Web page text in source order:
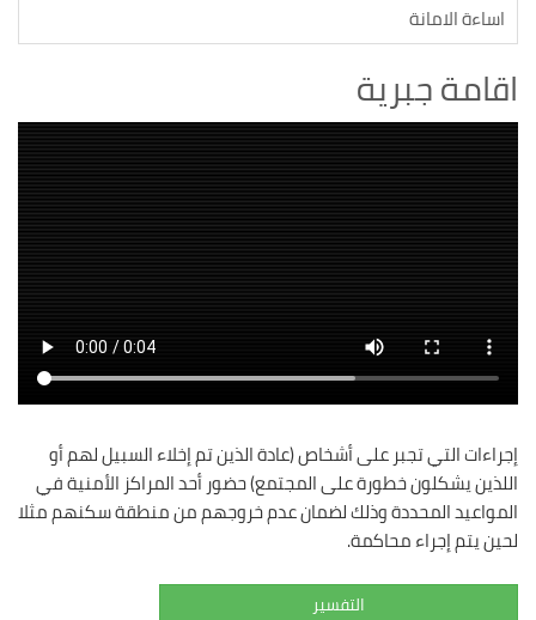
اساءة الامانة
اقامة جبرية
إجراءات التي تجبر على أشخاص (عادة الذين تم إخلاء السبيل لهم أو
اللذين يشكلون خطورة على المجتمع) حضور أحد المراكز الأمنية في
المواعيد المحددة وذلك لضمان عدم خروجهم من منطقة سكنهم مثلا
لحين يتم إجراء محاكمة.